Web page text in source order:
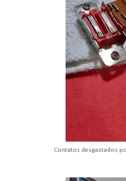
Contatos desgastados